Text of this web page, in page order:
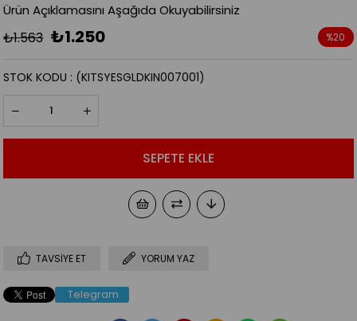
Ürün Açıklamasını Aşağıda Okuyabilirsiniz
₺1.563 ₺1.250 %20
İndirim
(KITSYESGLDKIN007001)
STOK KODU
TAVSIYE ET YORUM YAZ
Telegram